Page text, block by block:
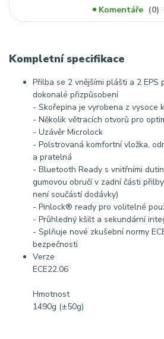
Komentáře
0
Kompletní specifikace
Přilba se 2 vnějšími plášti a 2 EPS
dokonalé přizpůsobení
- Skořepina je vyrobena z vysoce
- Několik větracích otvorů pro
- Uzávěr Microlock
- Polstrovaná komfortní vložka,
a pratelná
- Bluetooth Ready s vnitřními
gumovou obručí v zadní části
není součástí dodávky)
- Pinlock® ready pro volitelné
- Průhledný kšilt a sekundární
- Splňuje nové zkušební normy
bezpečnosti
Verze
ECE22.06
Hmotnost
1490g (±50g)